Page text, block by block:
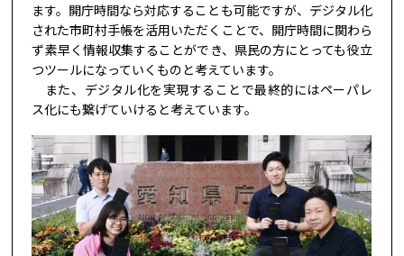
ます。開庁時間なら対応することも可能ですが、デジタル化
された市町村手帳を活用いただくことで、開庁時間に関わら
ず素早く情報収集することができ、県民の方にとっても役立
つツールになっていくものと考えています。
また、デジタル化を実現することで最終的にはペーパレ
ス化にも繋げていけると考えています。